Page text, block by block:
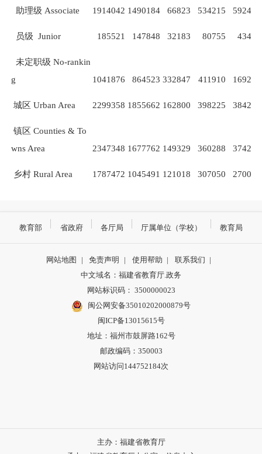
助理级 Associate 1914042 1490184 66823 534215 592467
员级 Junior 185521 147848 32183 80755 43477
未定职级 No-rankin
g
1041876 864523 332847 411910 169274
城区 Urban Area 2299358 1855662 162800 398225 384242
镇区 Counties & To
wns Area
2347348 1677762 149329 360288 374239
乡村 Rural Area 1787472 1045491 121018 307050 270051
教育部 省政府 各厅局 厅属单位（学校） 教育局
网站地图 | 免责声明 | 使用帮助 | 联系我们 |
中文域名：福建省教育厅.政务
网站标识码： 3500000023
闽公网安备35010202000879号
闽ICP备13015615号
地址：福州市鼓屏路162号
邮政编码：350003
网站访问144752184次
主办：福建省教育厅